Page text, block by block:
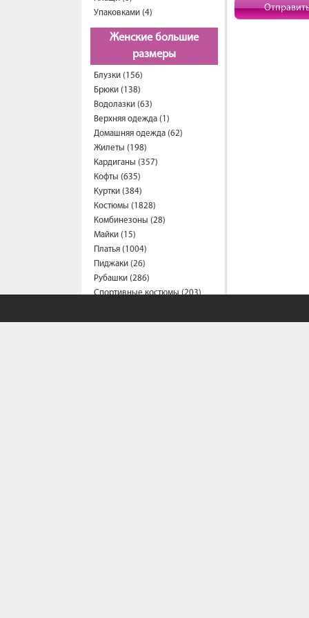
Упаковками (4)
Женские большие
размеры
Блузки (156)
Брюки (138)
Водолазки (63)
Верхняя одежда (1)
Домашняя одежда (62)
Жилеты (198)
Кардиганы (357)
Кофты (635)
Куртки (384)
Костюмы (1828)
Комбинезоны (28)
Майки (15)
Платья (1004)
Пиджаки (26)
Рубашки (286)
Спортивные костюмы (203)
Туники (193)